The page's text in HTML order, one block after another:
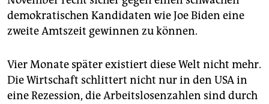
demokratischen Kandidaten wie Joe Biden eine
zweite Amtszeit gewinnen zu können.
Vier Monate später existiert diese Welt nicht mehr.
Die Wirtschaft schlittert nicht nur in den USA in
eine Rezession, die Arbeitslosenzahlen sind durch